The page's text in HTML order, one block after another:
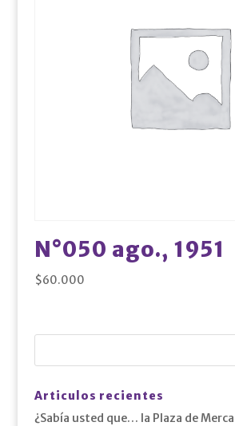
N°050 ago., 1951
$60.000
Articulos recientes
¿Sabía usted que… la Plaza de